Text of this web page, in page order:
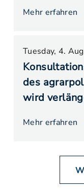
Mehr erfahren
Tuesday, 4.
des
wird
Mehr erfahren